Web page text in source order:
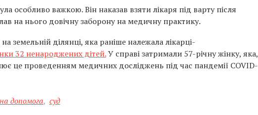
особливо важкою. Він наказав взяти лікаря під варту після
на нього довічну заборону на медичну практику.
земельній ділянці, яка раніше належала лікарці-
32 ненароджених дітей.У справі затримали 57-річну жінку, яка,
це проведенням медичних досліджень під час пандемії COVID-
допомога, суд